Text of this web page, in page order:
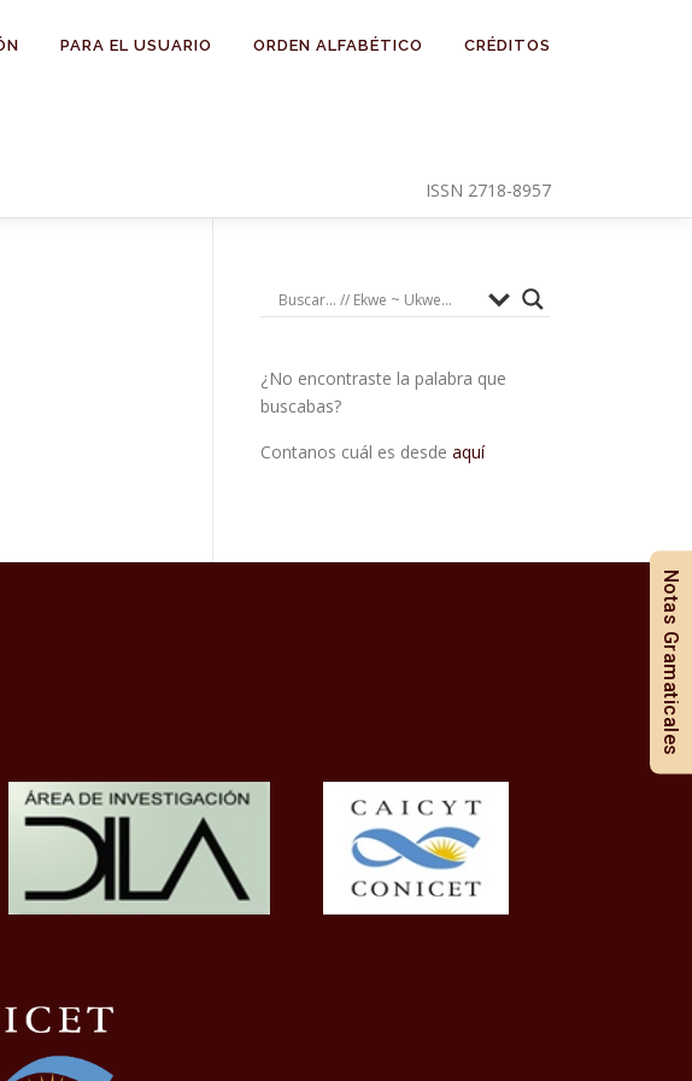
PARA EL USUARIO ORDEN ALFABÉTICO CRÉDITOS
ISSN 2718-8957
¿No encontraste la palabra que
buscabas?
Contanos cuál es desde aquí
Notas Gramaticales